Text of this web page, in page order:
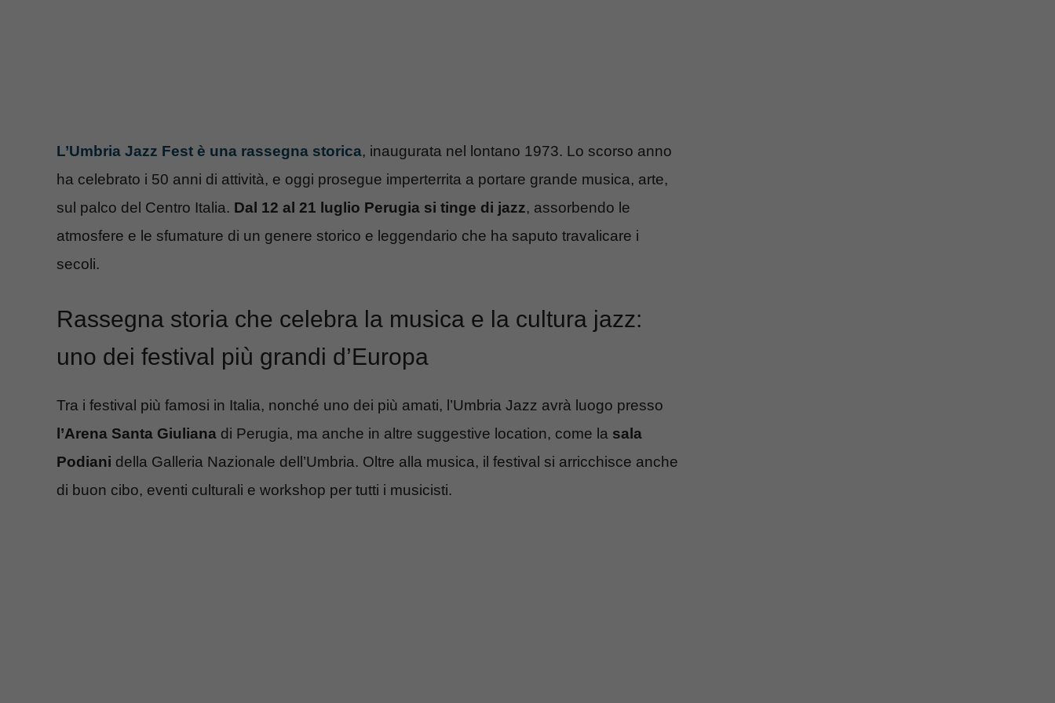
L’Umbria Jazz Fest è una rassegna storica, inaugurata nel lontano 1973. Lo scorso anno
ha celebrato i 50 anni di attività, e oggi prosegue imperterrita a portare grande musica, arte,
sul palco del Centro Italia. Dal 12 al 21 luglio Perugia si tinge di jazz, assorbendo le
atmosfere e le sfumature di un genere storico e leggendario che ha saputo travalicare i
secoli.
Rassegna storia che celebra la musica e la cultura jazz:
uno dei festival più grandi d’Europa
Tra i festival più famosi in Italia, nonché uno dei più amati, l’Umbria Jazz avrà luogo presso
l’Arena Santa Giuliana di Perugia, ma anche in altre suggestive location, come la sala
Podiani della Galleria Nazionale dell’Umbria. Oltre alla musica, il festival si arricchisce anche
di buon cibo, eventi culturali e workshop per tutti i musicisti.